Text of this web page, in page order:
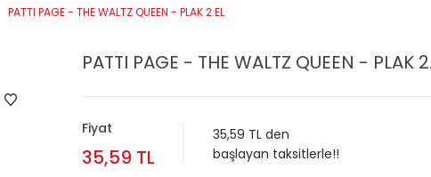
PATTI PAGE - THE WALTZ QUEEN - PLAK 2.EL
PATTI PAGE - THE WALTZ QUEEN - PLAK
Fiyat
35,59 TL
35,59 TL den
başlayan taksitlerle!!